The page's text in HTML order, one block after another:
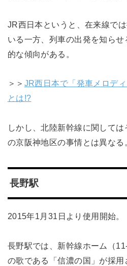
JR西日本というと、在来線で
いる一方、列車の出発を知ら
的な傾向がある。
＞＞ JR西日本で「発車メロデ
とは!?
しかし、北陸新幹線に関して
の京阪神地区の事情とは異なる
長野駅
2015年1月31日より使用開始。
長野駅では、新幹線ホーム（
の歌である「信濃の国」が採用